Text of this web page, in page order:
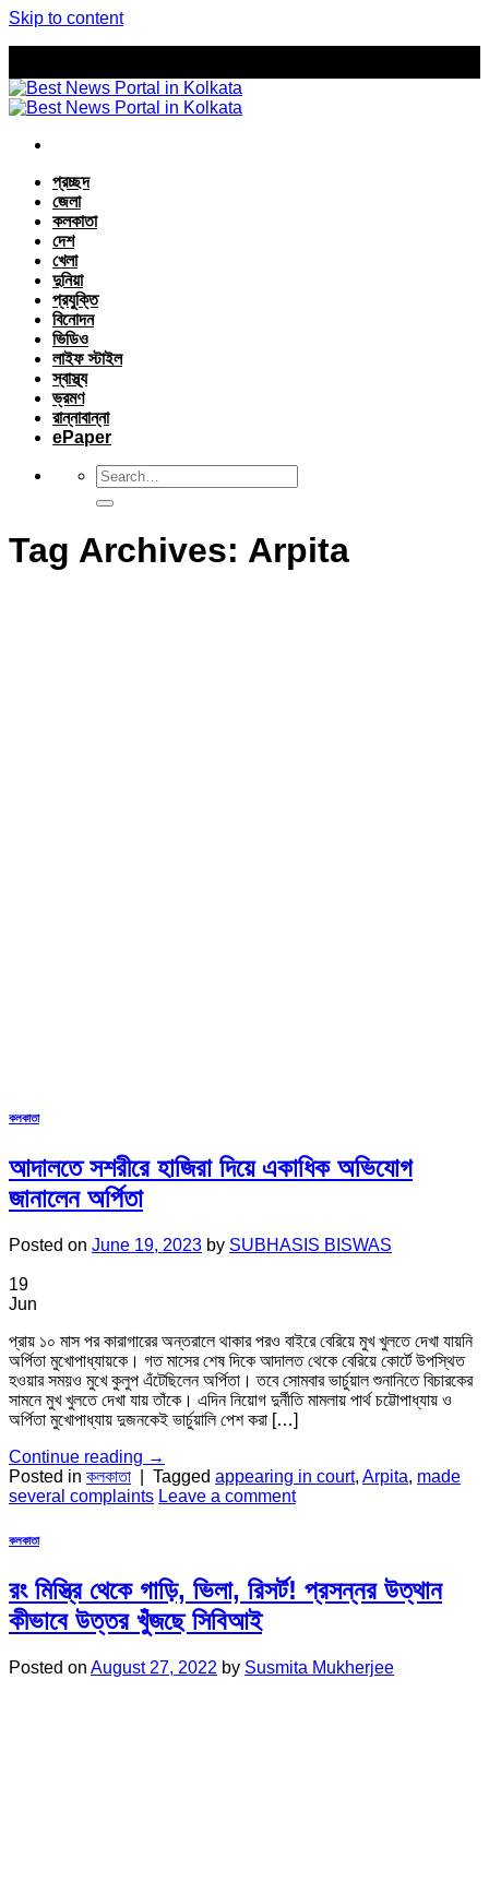
Skip to content
প্রচ্ছদ
জেলা
কলকাতা
দেশ
খেলা
দুনিয়া
প্রযুক্তি
বিনোদন
ভিডিও
লাইফ স্টাইল
স্বাস্থ্য
ভ্রমণ
রান্নাবান্না
ePaper
Tag Archives: Arpita
কলকাতা
আদালতে সশরীরে হাজিরা দিয়ে একাধিক অভিযোগ
জানালেন অর্পিতা
Posted on June 19, 2023 by SUBHASIS BISWAS
19
Jun
প্রায় ১০ মাস পর কারাগারের অন্তরালে থাকার পরও বাইরে বেরিয়ে মুখ খুলতে দেখা যায়নি
অর্পিতা মুখোপাধ্যায়কে। গত মাসের শেষ দিকে আদালত থেকে বেরিয়ে কোর্টে উপস্থিত
হওয়ার সময়ও মুখে কুলুপ এঁটেছিলেন অর্পিতা। তবে সোমবার ভার্চুয়াল শুনানিতে বিচারকের
সামনে মুখ খুলতে দেখা যায় তাঁকে। এদিন নিয়োগ দুর্নীতি মামলায় পার্থ চট্টোপাধ্যায় ও
অর্পিতা মুখোপাধ্যায় দুজনকেই ভার্চুয়ালি পেশ করা […]
Continue reading →
Posted in কলকাতা Tagged appearing in court, Arpita, made
several complaints Leave a comment
কলকাতা
রং মিস্ত্রি থেকে গাড়ি, ভিলা, রিসর্ট! প্রসন্নর উত্থান
কীভাবে উত্তর খুঁজছে সিবিআই
Posted on August 27, 2022 by Susmita Mukherjee